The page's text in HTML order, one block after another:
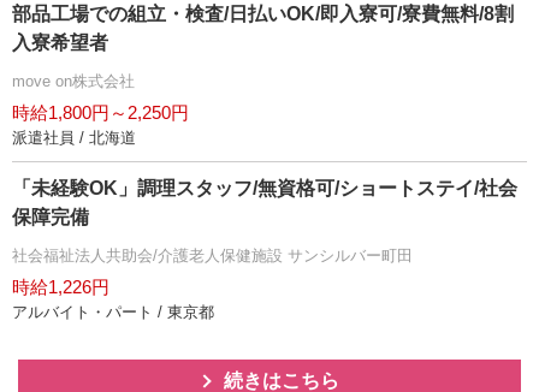
部品工場での組立・検査/日払いOK/即入寮可/寮費無料/8割
入寮希望者
move on株式会社
時給1,800円～2,250円
派遣社員 / 北海道
「未経験OK」調理スタッフ/無資格可/ショートステイ/社会
保障完備
社会福祉法人共助会/介護老人保健施設 サンシルバー町田
時給1,226円
アルバイト・パート / 東京都
続きはこちら